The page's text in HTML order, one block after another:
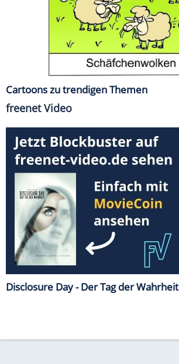
Cartoons zu trendigen Themen
freenet Video
Disclosure Day - Der Tag der Wahrheit